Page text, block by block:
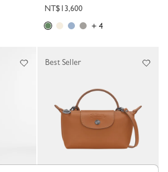
NT$13,600
+ 4
Best Seller